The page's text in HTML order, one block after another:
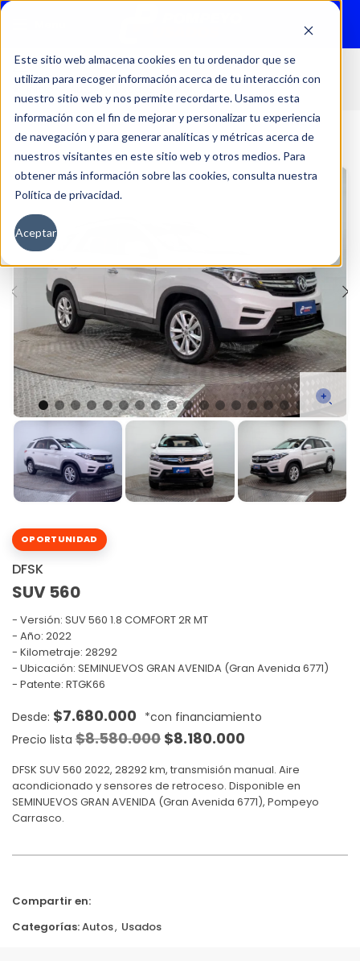
Este sitio web almacena cookies en tu ordenador que se
utilizan para recoger información acerca de tu interacción con
nuestro sitio web y nos permite recordarte. Usamos esta
información con el fin de mejorar y personalizar tu experiencia
de navegación y para generar analíticas y métricas acerca de
nuestros visitantes en este sitio web y otros medios. Para
obtener más información sobre las cookies, consulta nuestra
Política de privacidad.
Aceptar
Inicio Autos
OPORTUNIDAD
DFSK
SUV 560
Versión: SUV 560 1.8 COMFORT 2R MT
Año: 2022
Kilometraje: 28292
Ubicación: SEMINUEVOS GRAN AVENIDA (Gran Avenida 6771)
Patente: RTGK66
$7.680.000
Precio lista $8.580.000 $8.180.000
DFSK SUV 560 2022, 28292 km, transmisión manual. Aire
acondicionado y sensores de retroceso. Disponible en
SEMINUEVOS GRAN AVENIDA (Gran Avenida 6771), Pompeyo
Carrasco.
Compartir en:
Categorías:Autos, Usados